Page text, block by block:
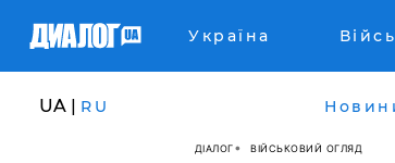
Україна
UA | RU
ДІАЛОГ ВІЙСЬКОВИЙ ОГЛЯД